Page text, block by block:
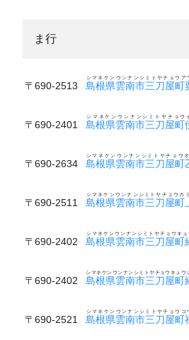
ま行
〒690-2513 島根県雲南市三刀屋町
シマネケンウンナンシミトヤチョウア
〒690-2401 島根県雲南市三刀屋町
シマネケンウンナンシミトヤチョウ
〒690-2634 島根県雲南市三刀屋町
シマネケンウンナンシミトヤチョウ
〒690-2511 島根県雲南市三刀屋町
シマネケンウンナンシミトヤチョウカ
〒690-2402 島根県雲南市三刀屋町
シマネケンウンナンシミトヤチョウキュ
〒690-2402 島根県雲南市三刀屋町
シマネケンウンナンシミトヤチョウキュウ
〒690-2521 島根県雲南市三刀屋町
シマネケンウンナンシミトヤチョウコ